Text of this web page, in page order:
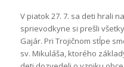
V piatok 27. 7. sa deti hrali
sprievodkyne si prešli
Gajár. Pri Trojičnom stĺpe
sv. Mikuláša, ktorého